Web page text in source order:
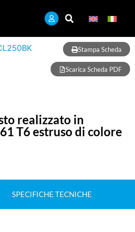
Stampa Scheda
Scarica Scheda PDF
realizzato in
T6 estruso di colore
SPECIFICHE TECNICHE